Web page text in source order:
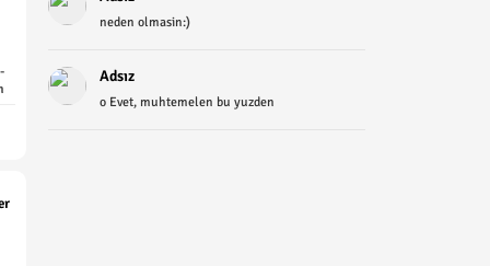
neden olmasin:)
Adsız
o Evet, muhtemelen bu yuzden